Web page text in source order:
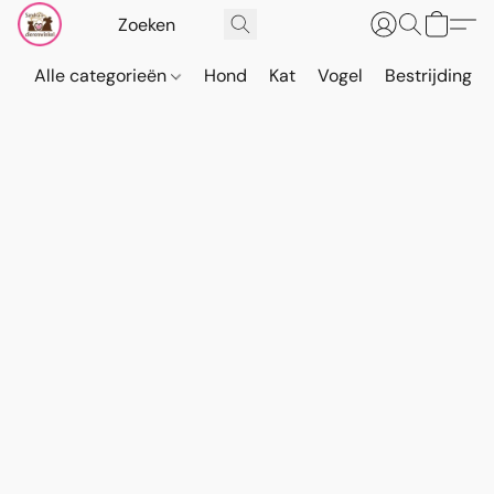
Alle categorieën Hond Kat Vogel Bestrijding